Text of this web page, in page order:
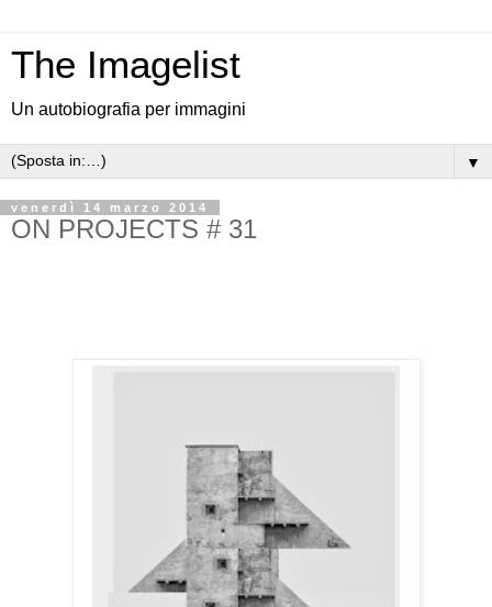
The Imagelist
Un autobiografia per immagini
▼
venerdì 14 marzo 2014
ON PROJECTS # 31